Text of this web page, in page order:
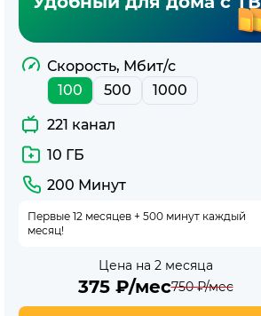
Скорость, Мбит/с
100
500 1000
221 канал
10 ГБ
200 Минут
Первые 12 месяцев + 500 минут каждый
месяц!
Цена на 2 месяца
375₽/мес750₽/мес